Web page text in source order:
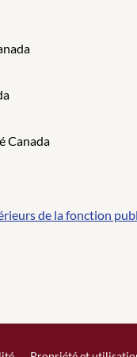
Canada
de la fonction